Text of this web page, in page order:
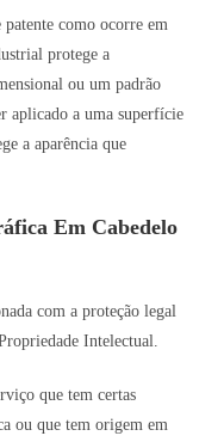
como ocorre em
protege a
ou um padrão
aplicado a uma superfície
a aparência que
Em Cabedelo
com a proteção legal
Intelectual.
que tem certas
ou que tem origem em